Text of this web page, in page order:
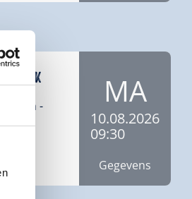
Mark
-
MA
10.08.2026
09:30
Gegevens